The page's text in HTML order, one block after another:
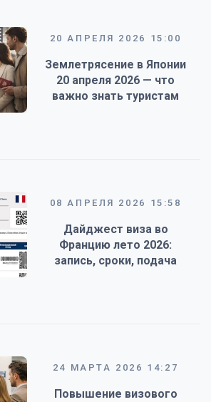
20 АПРЕЛЯ 2026 15:00
Землетрясение в Японии
20 апреля 2026 — что
важно знать туристам
08 АПРЕЛЯ 2026 15:58
Дайджест виза во
Францию лето 2026:
запись, сроки, подача
24 МАРТА 2026 14:27
Повышение визового